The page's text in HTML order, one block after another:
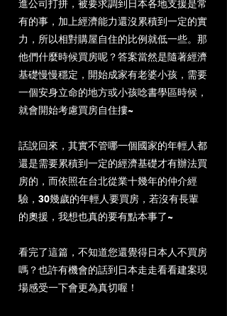
進公司打拼，被要求調到日本各地支援是常
有的事，加上經濟能力還沒累積到一定的實
力，所以相對購屋自住的比例就低一些。那
他們什麼時候買房呢？答案當然是隨著經濟
基礎慢慢穩定，開始成家有老婆小孩，需要
一個安身立命的地方或小孩唸書學區時候，
就會開始考慮買房自住摟~
話說回來，其實不管哪一個國家的年輕人都
還是需要累積到一定的經濟基礎才有辦法買
房的，而依照在台北從業十幾年的仲介經
驗，30幾歲的年輕人要買房，若沒有長輩
的奧援，我想也真的要有點本事了~
看完了這篇，不知道您還覺得日本人不買房
嗎？也許有機會的話到日本走走看看建案現
場感受一下會更為真切喔！